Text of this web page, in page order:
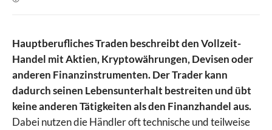
Hauptberufliches Traden beschreibt den Vollzeit-
Handel mit Aktien, Kryptowährungen, Devisen oder
anderen Finanzinstrumenten. Der Trader kann
dadurch seinen Lebensunterhalt bestreiten und übt
keine anderen Tätigkeiten als den Finanzhandel aus.
Dabei nutzen die Händler oft technische und teilweise